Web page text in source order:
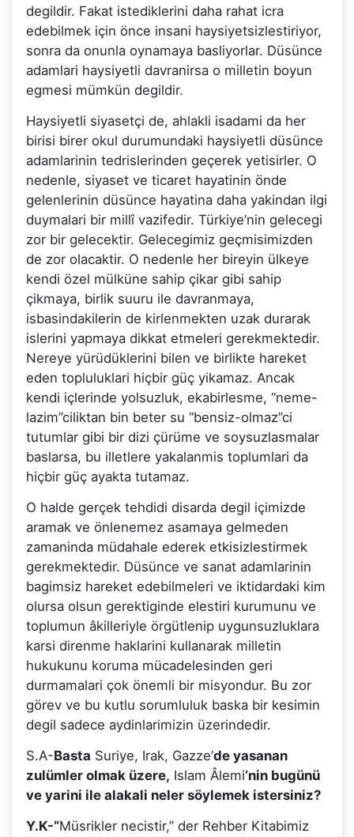
degildir. Fakat istediklerini daha rahat icra
edebilmek için önce insani haysiyetsizlestiriyor,
sonra da onunla oynamaya basliyorlar. Düsünce
adamlari haysiyetli davranirsa o milletin boyun
egmesi mümkün degildir.
Haysiyetli siyasetçi de, ahlakli isadami da her
birisi birer okul durumundaki haysiyetli düsünce
adamlarinin tedrislerinden geçerek yetisirler. O
nedenle, siyaset ve ticaret hayatinin önde
gelenlerinin düsünce hayatina daha yakindan ilgi
duymalari bir millî vazifedir. Türkiye’nin gelecegi
zor bir gelecektir. Gelecegimiz geçmisimizden
de zor olacaktir. O nedenle her bireyin ülkeye
kendi özel mülküne sahip çikar gibi sahip
çikmaya, birlik suuru ile davranmaya,
isbasindakilerin de kirlenmekten uzak durarak
islerini yapmaya dikkat etmeleri gerekmektedir.
Nereye yürüdüklerini bilen ve birlikte hareket
eden topluluklari hiçbir güç yikamaz. Ancak
kendi içlerinde yolsuzluk, ekabirlesme, “neme-
lazim”ciliktan bin beter su “bensiz-olmaz”ci
tutumlar gibi bir dizi çürüme ve soysuzlasmalar
baslarsa, bu illetlere yakalanmis toplumlari da
hiçbir güç ayakta tutamaz.
O halde gerçek tehdidi disarda degil içimizde
aramak ve önlenemez asamaya gelmeden
zamaninda müdahale ederek etkisizlestirmek
gerekmektedir. Düsünce ve sanat adamlarinin
bagimsiz hareket edebilmeleri ve iktidardaki kim
olursa olsun gerektiginde elestiri kurumunu ve
toplumun âkilleriyle örgütlenip uygunsuzluklara
karsi direnme haklarini kullanarak milletin
hukukunu koruma mücadelesinden geri
durmamalari çok önemli bir misyondur. Bu zor
görev ve bu kutlu sorumluluk baska bir kesimin
degil sadece aydinlarimizin üzerindedir.
S.A-Basta Suriye, Irak, Gazze’de yasanan
zulümler olmak üzere, Islam Âlemi‘nin bugünü
ve yarini ile alakali neler söylemek istersiniz?
Y.K-“Müsrikler necistir,” der Rehber Kitabimiz